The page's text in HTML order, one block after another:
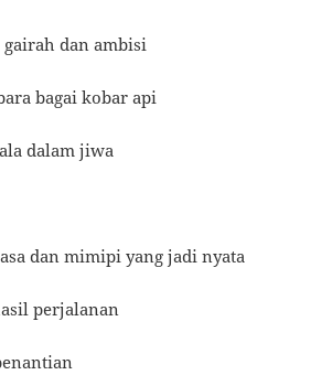
dan ambisi
bagai kobar api
dalam jiwa
dan mimipi yang jadi nyata
perjalanan